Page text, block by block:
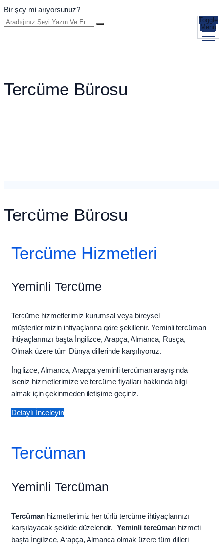
Bir şey mi arıyorsunuz?
Tercüme Bürosu
Toggle
Menu
Tercüme Bürosu
Tercüme Hizmetleri
Yeminli Tercüme
Tercüme hizmetlerimiz kurumsal veya bireysel
müşterilerimizin ihtiyaçlarına göre şekillenir. Yeminli tercüman
ihtiyaçlarınızı başta İngilizce, Arapça, Almanca, Rusça,
Olmak üzere tüm Dünya dillerinde karşılıyoruz.
İngilizce, Almanca, Arapça yeminli tercüman arayışında
iseniz hizmetlerimize ve tercüme fiyatları hakkında bilgi
almak için çekinmeden iletişime geçiniz.
Detaylı İnceleyin
Tercüman
Yeminli Tercüman
Tercüman hizmetlerimiz her türlü tercüme ihtiyaçlarınızı
karşılayacak şekilde düzelendir. Yeminli tercüman hizmeti
başta İngilizce, Arapça, Almanca olmak üzere tüm dilleri